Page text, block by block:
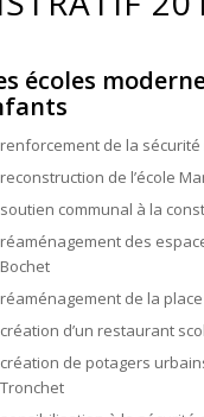
écoles
renforcement de la
reconstruction de l’école
soutien communal à la
réaménagement des
Bochet
réaménagement de la
création d’un restaurant
création de potagers
Tronchet